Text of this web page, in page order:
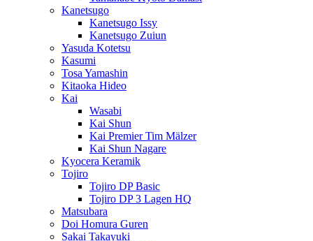
Kanetsugo
Kanetsugo Issy
Kanetsugo Zuiun
Yasuda Kotetsu
Kasumi
Tosa Yamashin
Kitaoka Hideo
Kai
Wasabi
Kai Shun
Kai Premier Tim Mälzer
Kai Shun Nagare
Kyocera Keramik
Tojiro
Tojiro DP Basic
Tojiro DP 3 Lagen HQ
Matsubara
Doi Homura Guren
Sakai Takayuki